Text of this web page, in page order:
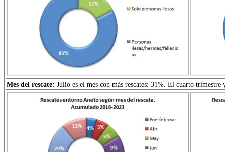
Mes del rescate: Julio es el mes con más rescates: 31%. El cuarto